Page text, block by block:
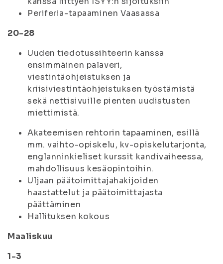
Periferia-tapaaminen Vaasassa
20-28
Uuden tiedotussihteerin kanssa
ensimmäinen palaveri,
viestintäohjeistuksen ja
kriisiviestintäohjeistuksen työstämistä
sekä nettisivuille pienten uudistusten
miettimistä.
Akateemisen rehtorin tapaaminen, esillä
mm. vaihto-opiskelu, kv-opiskelutarjonta,
englanninkieliset kurssit kandivaiheessa,
mahdollisuus kesäopintoihin.
Uljaan päätoimittajahakijoiden
haastattelut ja päätoimittajasta
päättäminen
Hallituksen kokous
Maaliskuu
1-3